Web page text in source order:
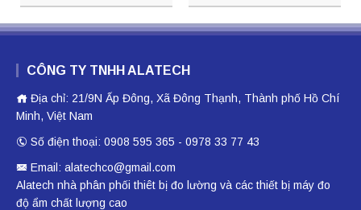
CÔNG TY TNHH ALATECH
Địa chỉ: 21/9N Ấp Đông, Xã Đông Thạnh, Thành phố Hồ Chí
Minh, Việt Nam
Số điện thoại: 0908 595 365 - 0978 33 77 43
Email: alatechco@gmail.com
Alatech nhà phân phối thiêt bị đo lường và các thiết bị máy đo
độ ẩm chất lượng cao